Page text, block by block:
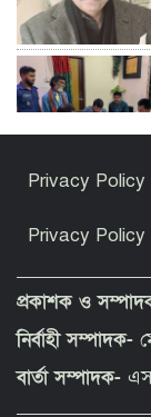
Privacy Policy
Privacy Policy
প্রকাশক ও
নির্বাহী সম্পাদক-
বার্তা সম্পাদক-